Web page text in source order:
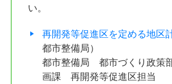
い。
再開発等促進区を定める地区
都市整備局）
都市整備局 都市づくり政策
画課 再開発等促進区担当